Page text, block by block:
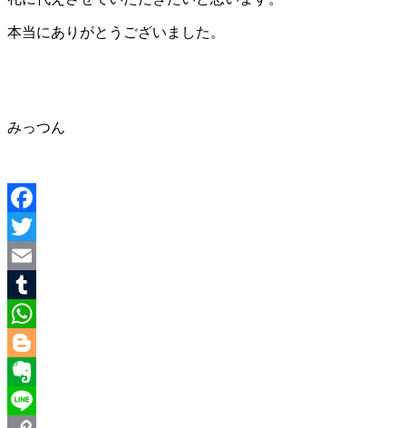
本当にありがとうございました。
みっつん
Facebook
Twitter
Email
Tumblr
WhatsApp
Blogger
Evernote